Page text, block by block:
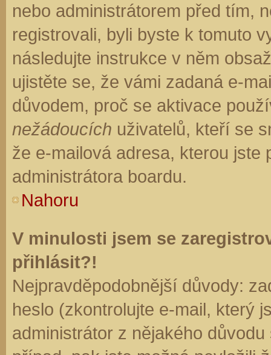
nebo administrátorem před tím,
registrovali, byli byste k tomuto
následujte instrukce v něm
ujistěte se, že vámi zadaná e-
důvodem, proč se aktivace
nežádoucích uživatelů, kteří se
že e-mailová adresa, kterou jste
administrátora boardu.
Nahoru
V minulosti jsem se
přihlásit?!
Nejpravděpodobnější důvody:
heslo (zkontrolujte e-mail, který
administrátor z nějakého